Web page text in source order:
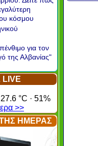
κόσμου
για τον
της Αλβανίας"
LIVE
27.6 °C · 51%
>>
ΤΗΣ ΗΜΕΡΑΣ